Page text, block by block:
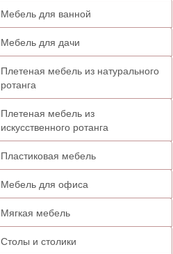
Мебель для ванной
Мебель для дачи
Плетеная мебель из натурального
ротанга
Плетеная мебель из
искусственного ротанга
Пластиковая мебель
Мебель для офиса
Мягкая мебель
Столы и столики